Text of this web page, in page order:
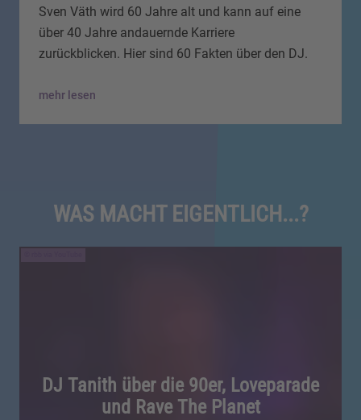
Sven Väth wird 60 Jahre alt und kann auf eine
über 40 Jahre andauernde Karriere
zurückblicken. Hier sind 60 Fakten über den DJ.
mehr lesen
WAS MACHT EIGENTLICH...?
DJ Tanith über die 90er, Loveparade
und Rave The Planet